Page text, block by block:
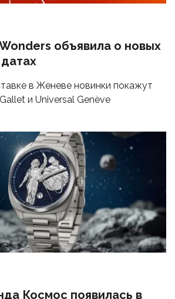
объявила о новых
в Женеве новинки покажут
и Universal Genève
Космос появилась в